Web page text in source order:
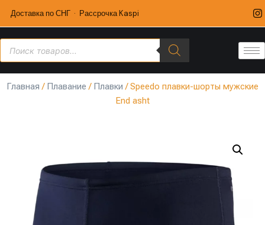
Доставка по СНГ · Рассрочка Kaspi
Главная / Плавание / Плавки / Speedo плавки-шорты мужские
End asht